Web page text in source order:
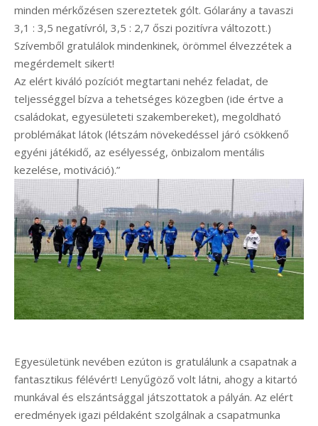
minden mérkőzésen szereztetek gólt. Gólarány a tavaszi
3,1 : 3,5 negatívról, 3,5 : 2,7 őszi pozitívra változott.)
Szívemből gratulálok mindenkinek, örömmel élvezzétek a
megérdemelt sikert!
Az elért kiváló pozíciót megtartani nehéz feladat, de
teljességgel bízva a tehetséges közegben (ide értve a
családokat, egyesületeti szakembereket), megoldható
problémákat látok (létszám növekedéssel járó csökkenő
egyéni játékidő, az esélyesség, önbizalom mentális
kezelése, motiváció).”
Egyesületünk nevében ezúton is gratulálunk a csapatnak a
fantasztikus félévért! Lenyűgöző volt látni, ahogy a kitartó
munkával és elszántsággal játszottatok a pályán. Az elért
eredmények igazi példaként szolgálnak a csapatmunka